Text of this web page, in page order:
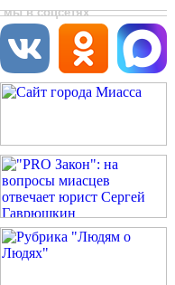
мы в соцсетях